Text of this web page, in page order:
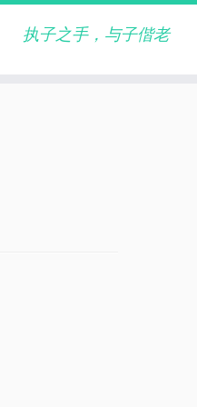
执子之手，与子偕老